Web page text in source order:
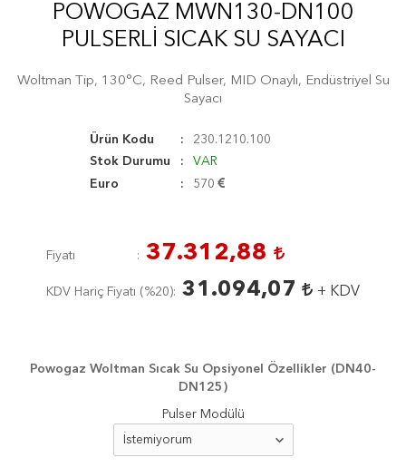
POWOGAZ MWN130-DN100
PULSERLI SICAK SU SAYACI
Woltman Tip, 130°C, Reed Pulser, MID Onaylı, Endüstriyel Su
Sayacı
Ürün Kodu
230.1210.100
Stok Durumu
VAR
Euro
570
Fiyatı 37.312,88
KDV Hariç Fiyatı (%20) 31.094,07 + KDV
Powogaz Woltman Sıcak Su Opsiyonel Özellikler (DN40-
DN125)
Pulser Modülü